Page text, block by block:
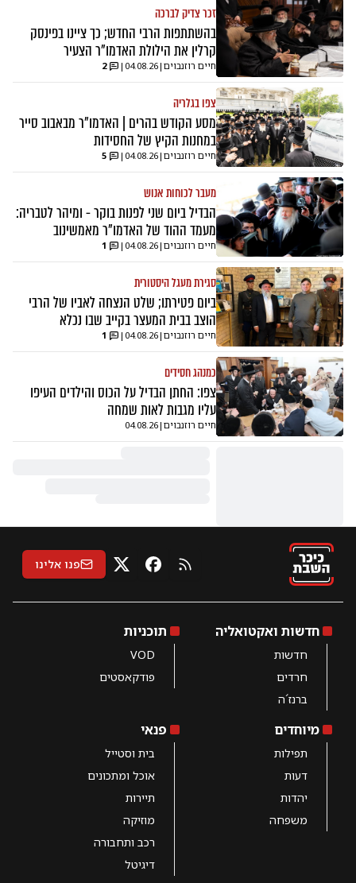
זכר צדיק לברכה
בהשתתפות הרבי החדש; כך ציינו בפינסק
קרלין את הילולת האדמו"ר הצעיר
חיים רוזנבוים |
04.08.26
|
2
צפו בגלריה
מסע הקודש בהרים | האדמו"ר מבאבוב סייר
במחנות הקיץ של החסידות
חיים רוזנבוים |
04.08.26
|
5
מעבר לכוחות אנוש
הבדיל ביום שני לפנות בוקר - ומיהר לטבריה:
מעמד ההוד של האדמו"ר מאמשינוב
חיים רוזנבוים |
04.08.26
|
1
סגירת מעגל היסטורית
ביום פטירתו; שלט הנצחה לאביו של הרבי
הוצב בבית המעצר בקייב שבו נכלא
חיים רוזנבוים |
04.08.26
|
1
כמנהג חסידים
צפו: החתן הבדיל על הכוס והילדים העיפו
עליו מגבות לאות שמחה
חיים רוזנבוים |
04.08.26
RSS פייסבוק
X פנו אלינו
חדשות ואקטואליה
חדשות
חרדים
ברנז´ה
תוכניות
VOD
פודקאסטים
מיוחדים
תפילות
דעות
יהדות
משפחה
פנאי
בית וסטייל
אוכל ומתכונים
תיירות
מוזיקה
רכב ותחבורה
דיגיטל